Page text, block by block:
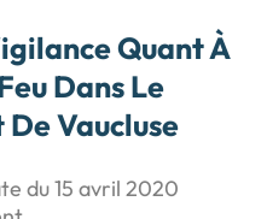
Quant À
Dans Le
Vaucluse
du 15 avril 2020